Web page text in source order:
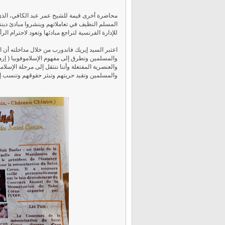
محاضرة أخرى قيمة للشيخ عمر عبد الكافي،
المسلم النظيف في تعاملاتهم وينشروا مبادئ
للإدارة الفرنسية لتراجع مبادئها وتعود لاحترام
اعتبر السيد إيريك فاندورب من خلال مداخلته
والعنصرية المفتعلة وأننا ننتقل إلى مرحلة
والمسلمين وتقيد حريتهم وتبثر حقوقهم وتنسب